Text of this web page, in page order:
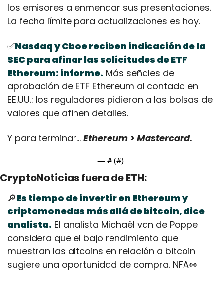
los emisores a enmendar sus presentaciones.
La fecha límite para actualizaciones es hoy.
✅Nasdaq y Cboe reciben indicación de la
SEC para afinar las solicitudes de ETF
Ethereum: informe. Más señales de
aprobación de ETF Ethereum al contado en
EE.UU.: los reguladores pidieron a las bolsas de
valores que afinen detalles.
Y para terminar… Ethereum > Mastercard.
— # (#)
CryptoNoticias fuera de ETH:
🔎Es tiempo de invertir en Ethereum y
criptomonedas más allá de bitcoin, dice
analista. El analista Michaël van de Poppe
considera que el bajo rendimiento que
muestran las altcoins en relación a bitcoin
sugiere una oportunidad de compra. NFA👀